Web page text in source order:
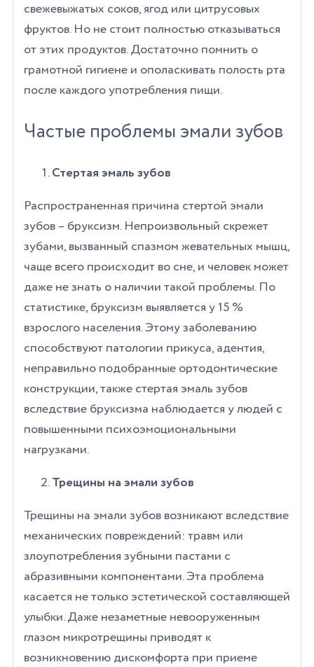
свежевыжатых соков, ягод или цитрусовых
фруктов. Но не стоит полностью отказываться
от этих продуктов. Достаточно помнить о
грамотной гигиене и ополаскивать полость рта
после каждого употребления пищи.
Частые проблемы эмали зубов
Стертая эмаль зубов
Распространенная причина стертой эмали
зубов – бруксизм. Непроизвольный скрежет
зубами, вызванный спазмом жевательных мышц,
чаще всего происходит во сне, и человек может
даже не знать о наличии такой проблемы. По
статистике, бруксизм выявляется у 15 %
взрослого населения. Этому заболеванию
способствуют патологии прикуса, адентия,
неправильно подобранные ортодонтические
конструкции, также стертая эмаль зубов
вследствие бруксизма наблюдается у людей с
повышенными психоэмоциональными
нагрузками.
Трещины на эмали зубов
Трещины на эмали зубов возникают вследствие
механических повреждений: травм или
злоупотребления зубными пастами с
абразивными компонентами. Эта проблема
касается не только эстетической составляющей
улыбки. Даже незаметные невооруженным
глазом микротрещины приводят к
возникновению дискомфорта при приеме